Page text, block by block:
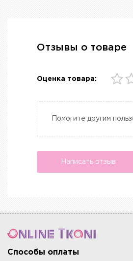
Отзывы о товаре
Оценка товара:
Помогите другим
Написать отзыв
Способы оплаты